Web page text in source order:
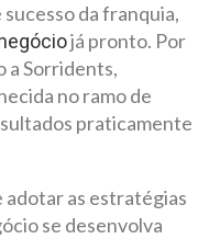
da franquia,
já pronto. Por
a Sorridents,
no ramo de
praticamente
adotar as estratégias
se desenvolva